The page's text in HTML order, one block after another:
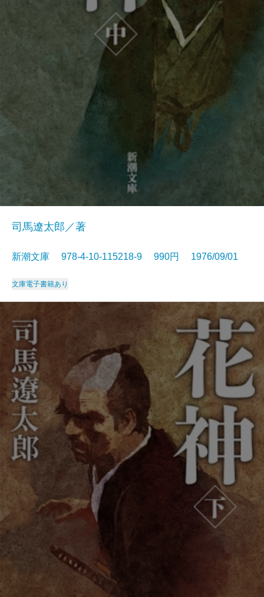
司馬遼太郎／著
新潮文庫 978-4-10-115218-9 990円 1976/09/01
文庫電子書籍あり